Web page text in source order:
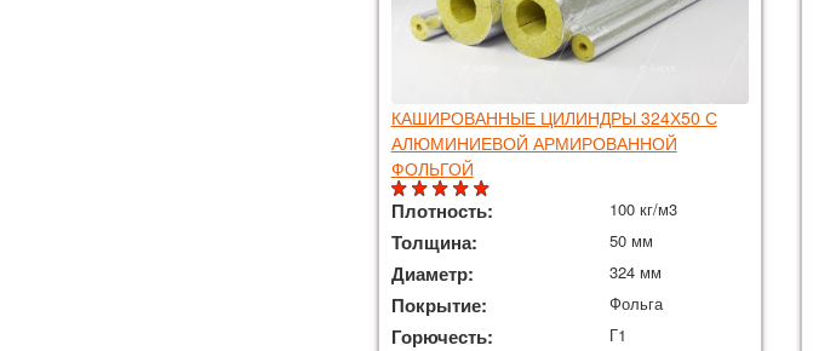
КАШИРОВАННЫЕ ЦИЛИНДРЫ 324Х50 С
АЛЮМИНИЕВОЙ АРМИРОВАННОЙ
ФОЛЬГОЙ
Плотность: 100 кг/м3
Толщина: 50 мм
Диаметр: 324 мм
Покрытие: Фольга
Горючесть: Г1